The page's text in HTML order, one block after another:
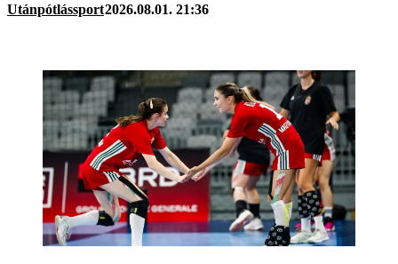
Utánpótlássport2026.08.01. 21:36